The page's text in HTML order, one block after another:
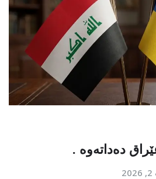
دەداتەوە .